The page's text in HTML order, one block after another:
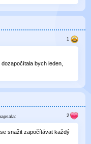
bych leden,
snažit započítávat každý